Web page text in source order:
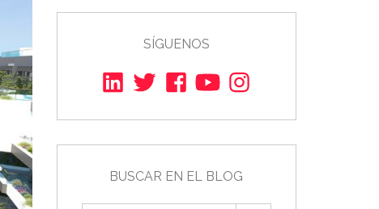
SÍGUENOS
BUSCAR EN EL BLOG